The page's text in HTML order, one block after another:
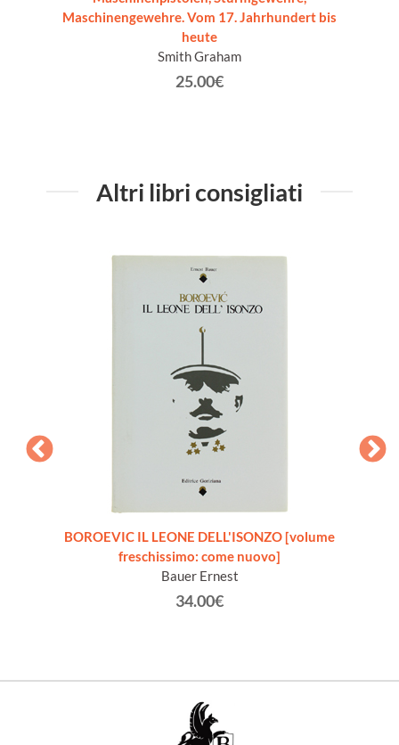
Maschinengewehre. Vom 17. Jahrhundert bis
heute
Smith Graham
25.00€
Altri libri consigliati
BOROEVIC IL LEONE DELL'ISONZO [volume
freschissimo: come nuovo]
Bauer Ernest
34.00€